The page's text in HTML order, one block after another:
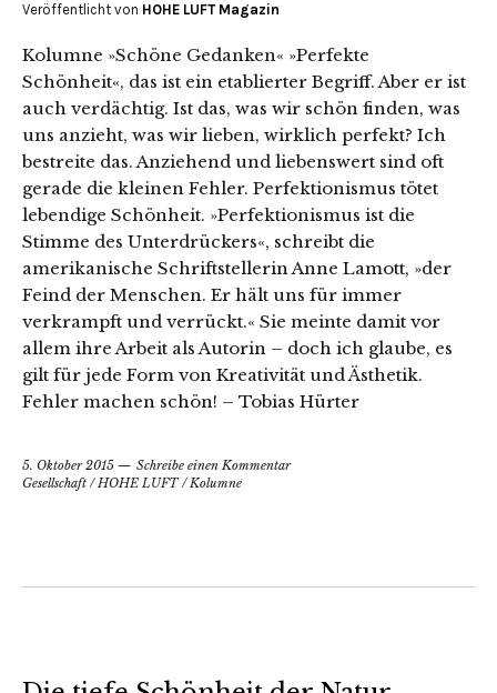
Veröffentlicht von HOHE LUFT Magazin
Kolumne »Schöne Gedanken« »Perfekte
Schönheit«, das ist ein etablierter Begriff. Aber er ist
auch verdächtig. Ist das, was wir schön finden, was
uns anzieht, was wir lieben, wirklich perfekt? Ich
bestreite das. Anziehend und liebenswert sind oft
gerade die kleinen Fehler. Perfektionismus tötet
lebendige Schönheit. »Perfektionismus ist die
Stimme des Unterdrückers«, schreibt die
amerikanische Schriftstellerin Anne Lamott, »der
Feind der Menschen. Er hält uns für immer
verkrampft und verrückt.« Sie meinte damit vor
allem ihre Arbeit als Autorin – doch ich glaube, es
gilt für jede Form von Kreativität und Ästhetik.
Fehler machen schön! – Tobias Hürter
5. Oktober 2015
Schreibe einen Kommentar
Gesellschaft /HOHE LUFT/Kolumne